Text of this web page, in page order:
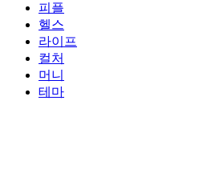
피플
헬스
라이프
컬처
머니
테마